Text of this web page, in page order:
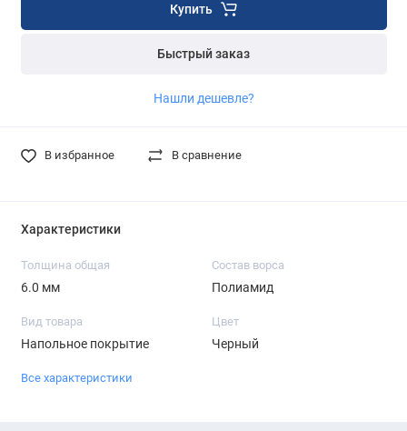
Купить
Быстрый заказ
Нашли дешевле?
В избранное В сравнение
Характеристики
Толщина общая
6.0 мм
Состав ворса
Полиамид
Вид товара
Напольное покрытие
Цвет
Черный
Все характеристики